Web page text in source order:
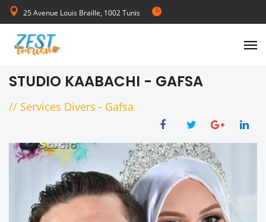
25 Avenue Louis Braille, 1002 Tunis
de Lundi au Vendredi 08:00-17:00
STUDIO KAABACHI - GAFSA
// Services Divers - Gafsa